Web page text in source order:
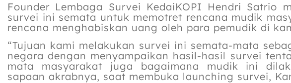
Founder Lembaga Survei KedaiKOPI Hendri Satrio
survei ini semata untuk memotret rencana mudik
rencana menghabiskan uang oleh para pemudik di
“Tujuan kami melakukan survei ini semata-mata
negara dengan menyampaikan hasil-hasil survei
mata masyarakat juga bagaimana mudik ini
sapaan akrabnya, saat membuka launching survei,